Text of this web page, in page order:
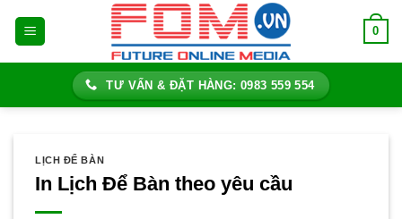
0
TƯ VẤN & ĐẶT HÀNG: 0983 559 554
LỊCH ĐỂ BÀN
In Lịch Để Bàn theo yêu cầu